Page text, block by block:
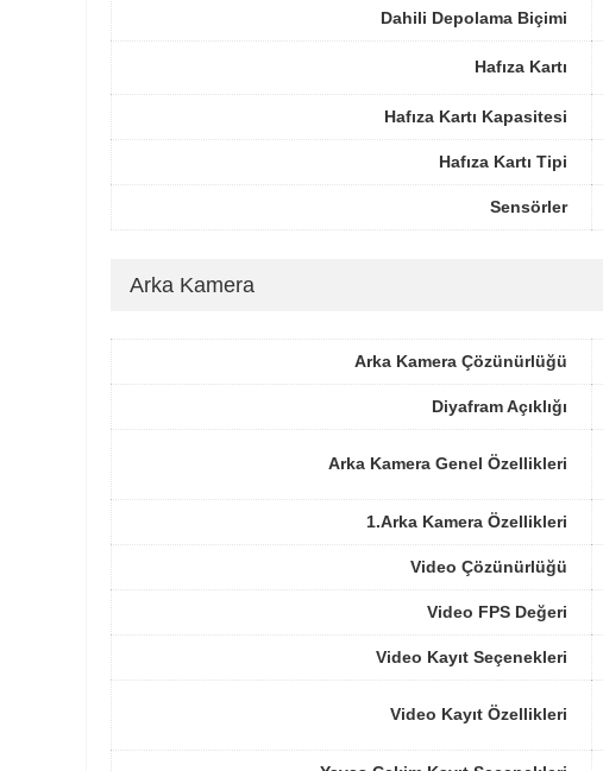
Dahili Depolama Biçimi
Hafıza Kartı
Hafıza Kartı Kapasitesi
Hafıza Kartı Tipi
Sensörler
Arka Kamera
Arka Kamera Çözünürlüğü
Diyafram Açıklığı
Arka Kamera Genel Özellikleri
1.Arka Kamera Özellikleri
Video Çözünürlüğü
Video FPS Değeri
Video Kayıt Seçenekleri
Video Kayıt Özellikleri